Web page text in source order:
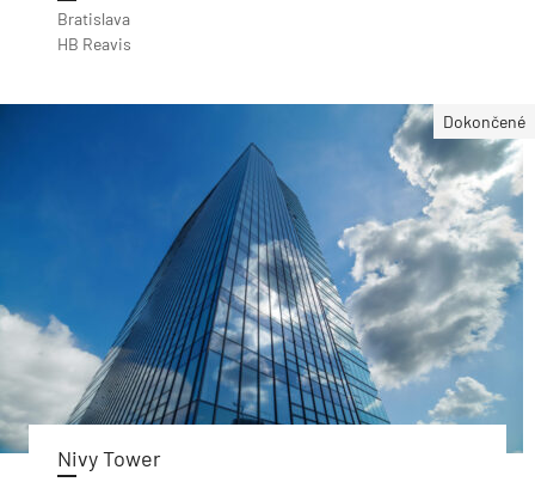
Bratislava
HB Reavis
Dokončené
Nivy Tower